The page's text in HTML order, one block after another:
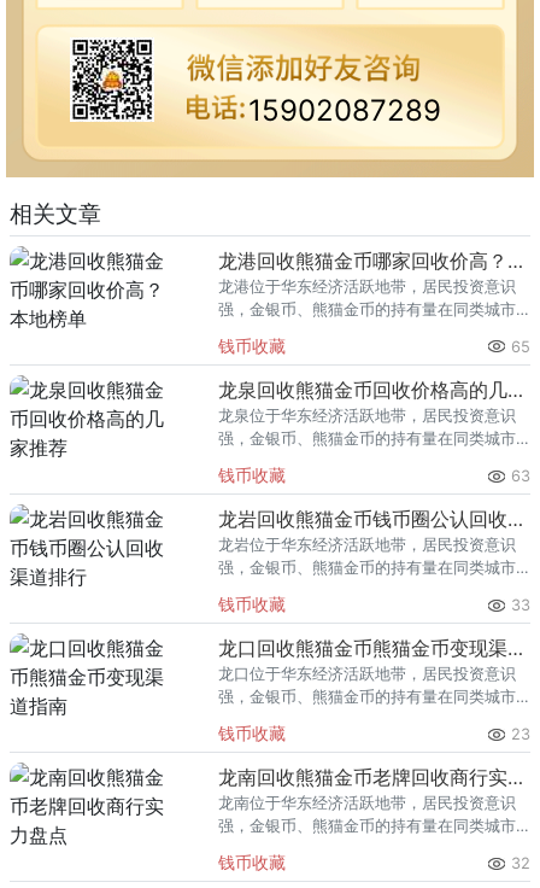
15902087289
相关文章
龙港回收熊猫金币哪家回收价高？本地榜单
龙港位于华东经济活跃地带，居民投资意识
强，金银币、熊猫金币的持有量在同类城市
熊猫金币的需求就明显升温，但鱼龙混杂的
回收渠道里，能精准识别版别溢
钱币收藏 65
龙泉回收熊猫金币回收价格高的几家推荐
龙泉位于华东经济活跃地带，居民投资意识
强，金银币、熊猫金币的持有量在同类城市
熊猫金币的需求就明显升温，但鱼龙混杂的
回收渠道里，能精准识别版别溢
钱币收藏 63
龙岩回收熊猫金币钱币圈公认回收渠道排行
龙岩位于华东经济活跃地带，居民投资意识
强，金银币、熊猫金币的持有量在同类城市
熊猫金币的需求就明显升温，但鱼龙混杂的
回收渠道里，能精准识别版别溢
钱币收藏 33
龙口回收熊猫金币熊猫金币变现渠道指南
龙口位于华东经济活跃地带，居民投资意识
强，金银币、熊猫金币的持有量在同类城市
熊猫金币的需求就明显升温，但鱼龙混杂的
回收渠道里，能精准识别版别溢
钱币收藏 23
龙南回收熊猫金币老牌回收商行实力盘点
龙南位于华东经济活跃地带，居民投资意识
强，金银币、熊猫金币的持有量在同类城市
熊猫金币的需求就明显升温，但鱼龙混杂的
钱币收藏 32